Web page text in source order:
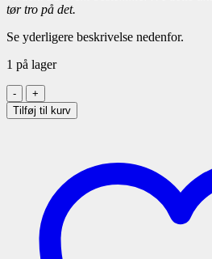
tør tro på det.
Se yderligere beskrivelse nedenfor.
1 på lager
Små
kroner
150x100
Tilføj til kurv